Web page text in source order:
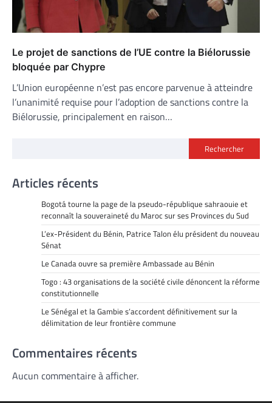
Le projet de sanctions de l’UE contre la Biélorussie
bloquée par Chypre
L’Union européenne n’est pas encore parvenue à atteindre
l’unanimité requise pour l’adoption de sanctions contre la
Biélorussie, principalement en raison…
Rechercher
Articles récents
Bogotá tourne la page de la pseudo-république sahraouie et
reconnaît la souveraineté du Maroc sur ses Provinces du Sud
L’ex-Président du Bénin, Patrice Talon élu président du nouveau
Sénat
Le Canada ouvre sa première Ambassade au Bénin
Togo : 43 organisations de la société civile dénoncent la réforme
constitutionnelle
Le Sénégal et la Gambie s’accordent définitivement sur la
délimitation de leur frontière commune
Commentaires récents
Aucun commentaire à afficher.